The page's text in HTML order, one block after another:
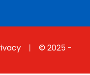
    |    © 2025 -